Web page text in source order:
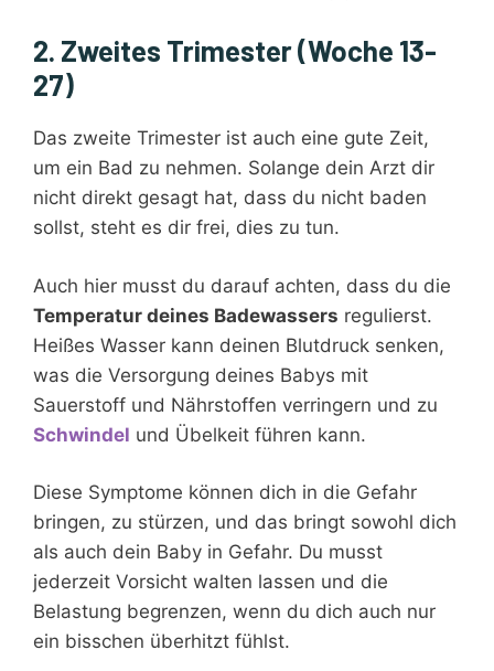
2. Zweites Trimester (Woche 13-
27)
Das zweite Trimester ist auch eine gute Zeit,
um ein Bad zu nehmen. Solange dein Arzt dir
nicht direkt gesagt hat, dass du nicht baden
sollst, steht es dir frei, dies zu tun.
Auch hier musst du darauf achten, dass du die
Temperatur deines Badewassers regulierst.
Heißes Wasser kann deinen Blutdruck senken,
was die Versorgung deines Babys mit
Sauerstoff und Nährstoffen verringern und zu
Schwindel und Übelkeit führen kann.
Diese Symptome können dich in die Gefahr
bringen, zu stürzen, und das bringt sowohl dich
als auch dein Baby in Gefahr. Du musst
jederzeit Vorsicht walten lassen und die
Belastung begrenzen, wenn du dich auch nur
ein bisschen überhitzt fühlst.